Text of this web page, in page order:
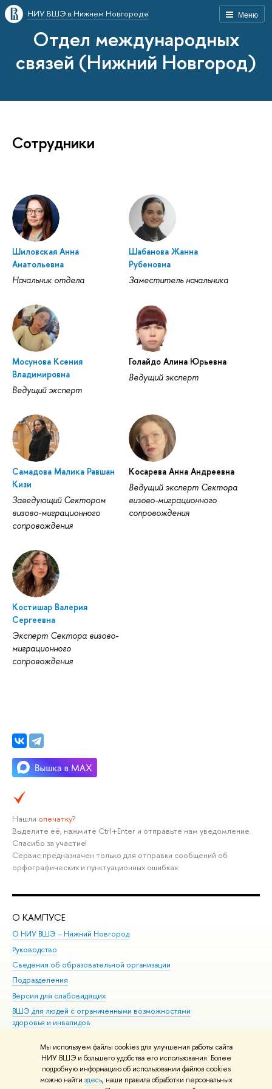
Мы используем файлы cookies для улучшения работы сайта
НИУ ВШЭ и большего удобства его использования. Более
подробную информацию об использовании файлов cookies
можно найти здесь, наши правила обработки персональных
Меню
НИУ ВШЭ в Нижнем Новгороде
Отдел международных
связей (Нижний Новгород)
Сотрудники
Шиловская Анна
Анатольевна
Начальник отдела
Шабанова Жанна
Рубеновна
Заместитель начальника
Мосунова Ксения
Владимировна
Ведущий эксперт
Голайдо Алина Юрьевна
Ведущий эксперт
Самадова Малика Равшан
Кизи
Заведующий Сектором
визово-миграционного
сопровождения
Косарева Анна Андреевна
Ведущий эксперт Сектора
визово-миграционного
сопровождения
Костишар Валерия
Сергеевна
Эксперт Сектора визово-
миграционного
сопровождения
Нашли опечатку?
Выделите её, нажмите Ctrl+Enter и отправьте нам уведомление.
Спасибо за участие!
Сервис предназначен только для отправки сообщений об
орфографических и пунктуационных ошибках.
О КАМПУСЕ
О НИУ ВШЭ – Нижний Новгород
Руководство
Сведения об образовательной организации
Подразделения
Версия для слабовидящих
ВШЭ для людей с ограниченными возможностями
здоровья и инвалидов